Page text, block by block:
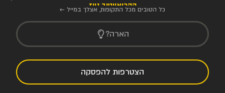
הקריאייטיב ניוז
כל הטובים מכל התקופות, אצלך במייל ←
הארה?
הצטרפות להפסקה